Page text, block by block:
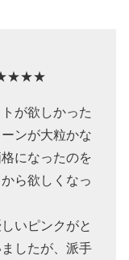
★★★★★
が欲しかった
ンが大粒かな
になったのを
ら欲しくなっ
いピンクがと
したが、派手